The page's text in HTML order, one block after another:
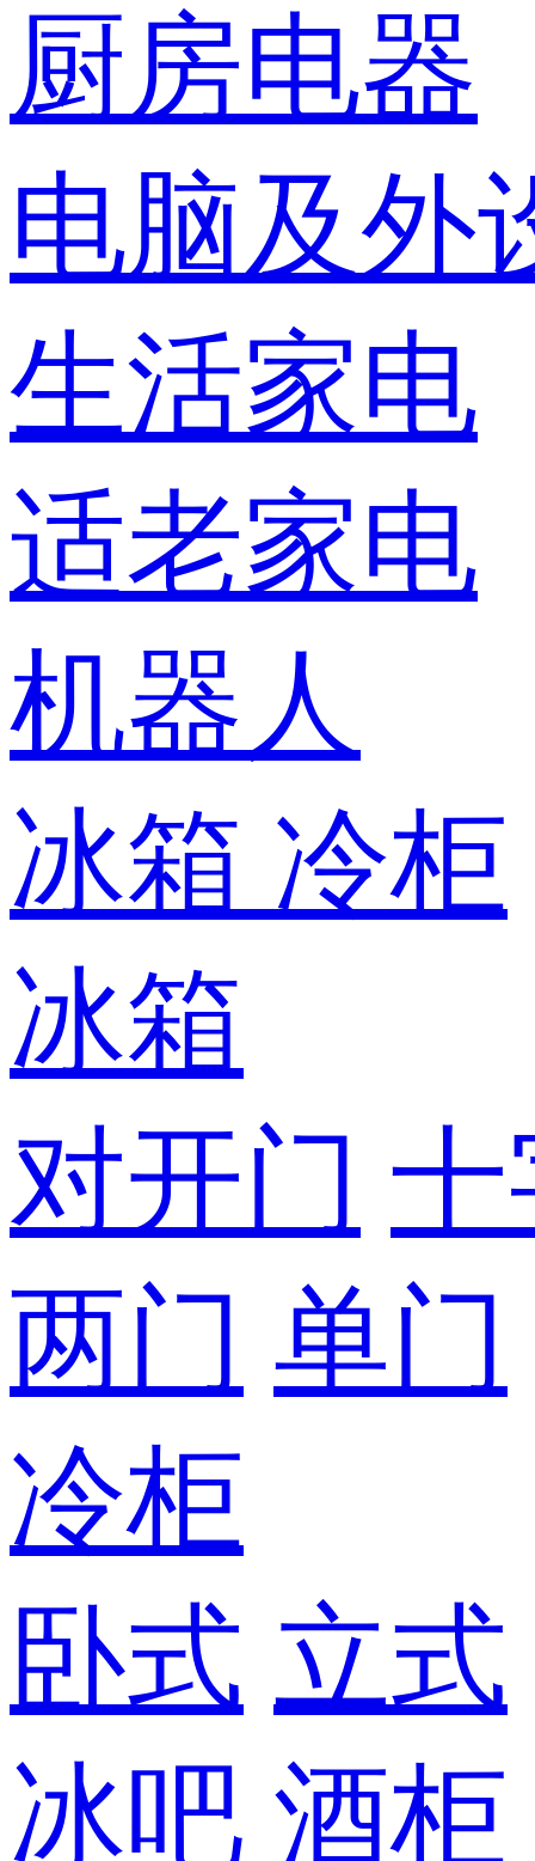
厨房电器
电脑及外
生活家电
适老家电
机器人
冰箱 冷柜
冰箱
对开门
两门 单门
冷柜
卧式 立式
冰吧 酒柜